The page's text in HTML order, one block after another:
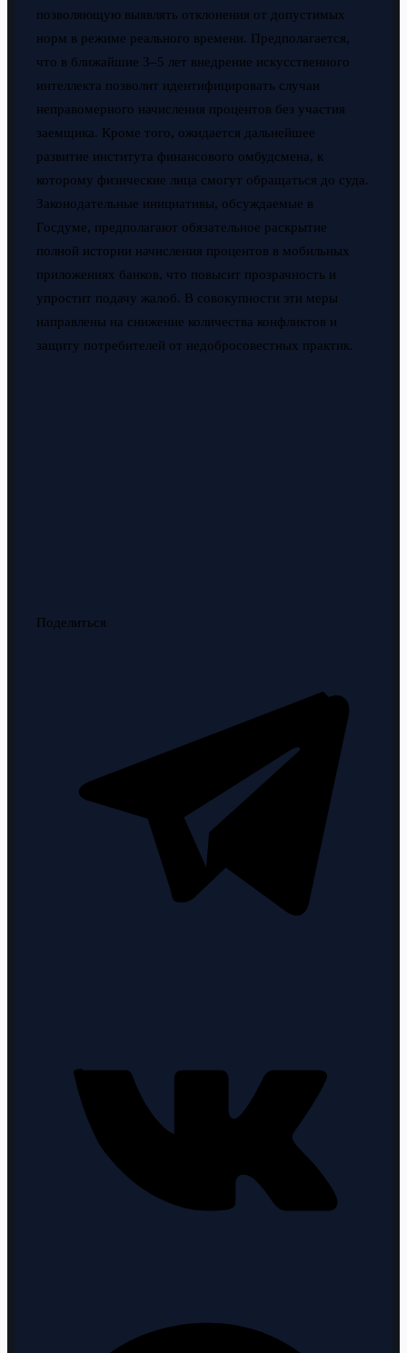
позволяющую выявлять отклонения от допустимых
норм в режиме реального времени. Предполагается,
что в ближайшие 3–5 лет внедрение искусственного
интеллекта позволит идентифицировать случаи
неправомерного начисления процентов без участия
заемщика. Кроме того, ожидается дальнейшее
развитие института финансового омбудсмена, к
которому физические лица смогут обращаться до суда.
Законодательные инициативы, обсуждаемые в
Госдуме, предполагают обязательное раскрытие
полной истории начисления процентов в мобильных
приложениях банков, что повысит прозрачность и
упростит подачу жалоб. В совокупности эти меры
направлены на снижение количества конфликтов и
защиту потребителей от недобросовестных практик.
Поделиться